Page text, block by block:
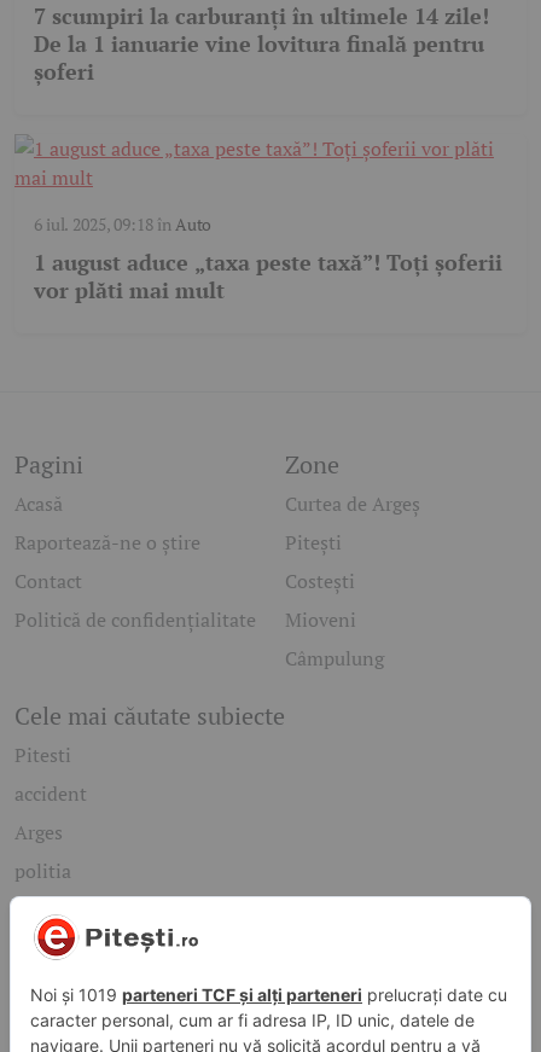
7 scumpiri la carburanți în ultimele 14 zile!
De la 1 ianuarie vine lovitura finală pentru
șoferi
6 iul. 2025, 09:18înAuto
1 august aduce „taxa peste taxă”! Toți șoferii
vor plăti mai mult
Pagini
Acasă
Raportează-ne o știre
Contact
Politică de confidențialitate
Zone
Curtea de Argeș
Pitești
Costești
Mioveni
Câmpulung
Cele mai căutate subiecte
Pitesti
accident
Arges
politia
mioveni
Caută rapid știrile care te interesează
Găsește cele mai recente știri, evenimente și subiecte de
interes din orașul tău. Introdu un cuvânt-cheie și descoperă